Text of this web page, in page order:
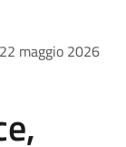
maggio 2026